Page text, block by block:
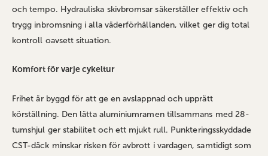
och tempo. Hydrauliska skivbromsar säkerställer effektiv och
trygg inbromsning i alla väderförhållanden, vilket ger dig total
kontroll oavsett situation.
Komfort för varje cykeltur
Frihet är byggd för att ge en avslappnad och upprätt
körställning. Den lätta aluminiumramen tillsammans med 28-
tumshjul ger stabilitet och ett mjukt rull. Punkteringsskyddade
CST-däck minskar risken för avbrott i vardagen, samtidigt som